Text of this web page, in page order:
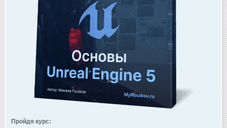
Пройдя курс: